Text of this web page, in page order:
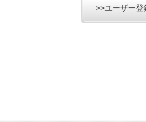
>>ユーザー